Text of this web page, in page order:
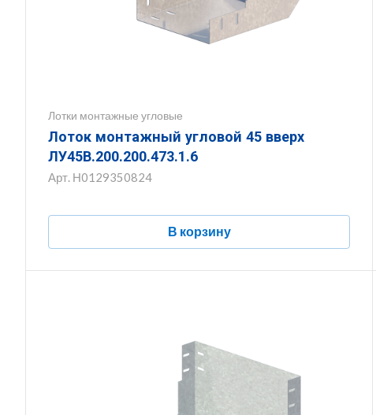
Лотки монтажные угловые
Лоток монтажный угловой 45 вверх
ЛУ45В.200.200.473.1.6
Арт. Н0129350824
В корзину